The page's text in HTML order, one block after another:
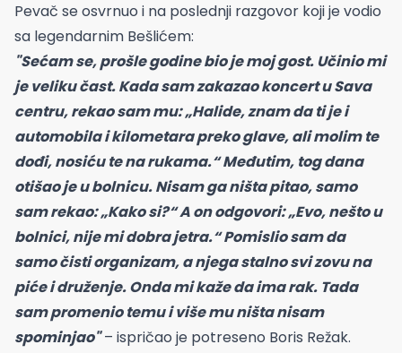
Pevač se osvrnuo i na poslednji razgovor koji je vodio
sa legendarnim Bešlićem:
"Sećam se, prošle godine bio je moj gost. Učinio mi
je veliku čast. Kada sam zakazao koncert u Sava
centru, rekao sam mu: „Halide, znam da ti je i
automobila i kilometara preko glave, ali molim te
dođi, nosiću te na rukama.“ Međutim, tog dana
otišao je u bolnicu. Nisam ga ništa pitao, samo
sam rekao: „Kako si?“ A on odgovori: „Evo, nešto u
bolnici, nije mi dobra jetra.“ Pomislio sam da
samo čisti organizam, a njega stalno svi zovu na
piće i druženje. Onda mi kaže da ima rak. Tada
sam promenio temu i više mu ništa nisam
spominjao"– ispričao je potreseno Boris Režak.